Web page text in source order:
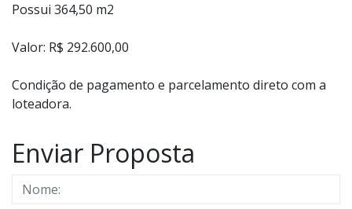
Possui 364,50 m2
Valor: R$ 292.600,00
Condição de pagamento e parcelamento direto com a
loteadora.
Enviar Proposta